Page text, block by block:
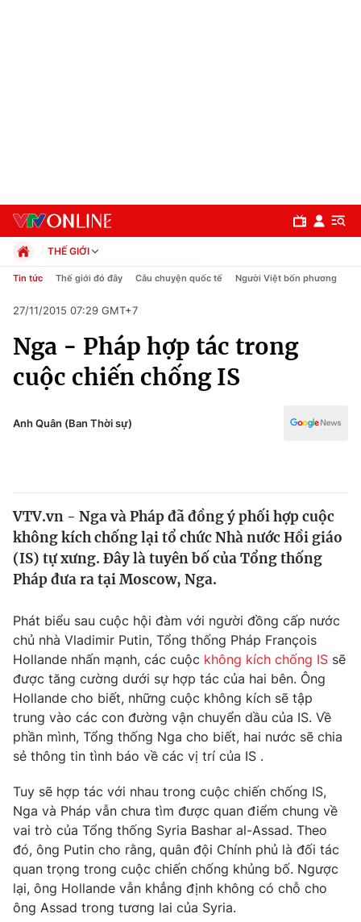
Chuyên mục
Chính trị
Thế giới
Tin tức
Thế giới đó đây
Câu chuyện quốc tế
Tài chính
Thị trường
Góc doanh nghiệp
Dữ liệu và đời sống
Truyền hình
Phim VTV
Hậu trường
Nhân vật
Khán giả
Giải sao mai
Giải trí
Âm nhạc
Sao
Đời sống
Du lịch
Làm đẹp
Chất lượng cuộc sống
Giáo dục
Tuyển sinh
Học trực tuyến
Công nghệ
Hitech Công nghệ tương lai
THẾ GIỚI
Chính trị
Pháp luật
Kinh tế
Thể thao
Truyền hình
Y tế
Tin tức Thế giới đó đây Câu chuyện quốc tế Người Việt bốn phương
27/11/2015 07:29 GMT+7
Nga - Pháp hợp tác trong
cuộc chiến chống IS
Anh Quân (Ban Thời sự)
VTV.vn - Nga và Pháp đã đồng ý phối hợp cuộc
không kích chống lại tổ chức Nhà nước Hồi giáo
(IS) tự xưng. Đây là tuyên bố của Tổng thống
Pháp đưa ra tại Moscow, Nga.
Phát biểu sau cuộc hội đàm với người đồng cấp nước
chủ nhà Vladimir Putin, Tổng thống Pháp François
Hollande nhấn mạnh, các cuộc không kích chống IS sẽ
được tăng cường dưới sự hợp tác của hai bên. Ông
Hollande cho biết, những cuộc không kích sẽ tập
trung vào các con đường vận chuyển dầu của IS. Về
phần mình, Tổng thống Nga cho biết, hai nước sẽ chia
sẻ thông tin tình báo về các vị trí của IS .
Tuy sẽ hợp tác với nhau trong cuộc chiến chống IS,
Nga và Pháp vẫn chưa tìm được quan điểm chung về
vai trò của Tổng thống Syria Bashar al-Assad. Theo
đó, ông Putin cho rằng, quân đội Chính phủ là đối tác
quan trọng trong cuộc chiến chống khủng bố. Ngược
lại, ông Hollande vẫn khẳng định không có chỗ cho
ông Assad trong tương lai của Syria.